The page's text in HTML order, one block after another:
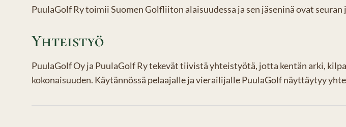
PuulaGolf Ry toimii Suomen Golfliiton alaisuudessa ja sen jäseninä ovat seuran
Yhteistyö
PuulaGolf Oy ja PuulaGolf Ry tekevät tiivistä yhteistyötä, jotta kentän arki,
kokonaisuuden. Käytännössä pelaajalle ja vierailijalle PuulaGolf näyttäytyy